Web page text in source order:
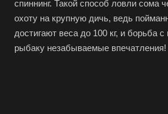
спиннинг. Такой способ ловли сома
охоту на крупную дичь, ведь
достигают веса до 100 кг, и борьба
рыбаку незабываемые впечатления!